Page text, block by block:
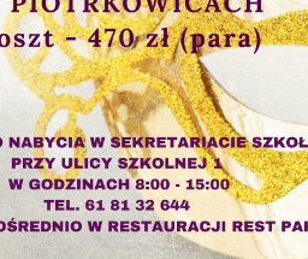
Erasmus+ Przez
Erasmus+ Mózgi w